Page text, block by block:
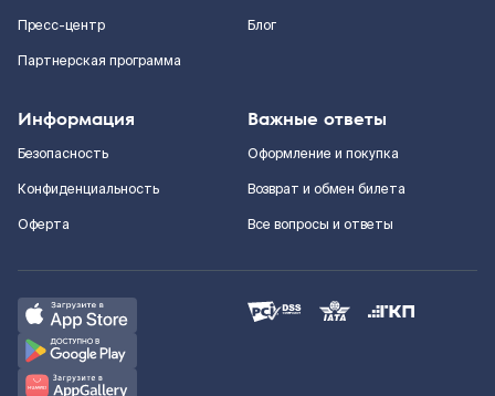
Пресс-центр
Партнерская программа
Блог
Информация
Безопасность
Конфиденциальность
Оферта
Важные ответы
Оформление и покупка
Возврат и обмен билета
Все вопросы и ответы